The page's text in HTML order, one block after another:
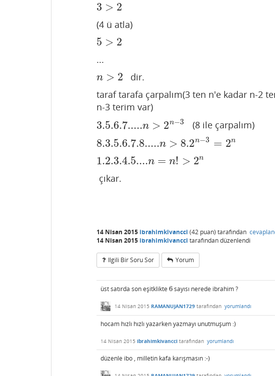
3 > 2
3>2
(4 ü atla)
5 > 2
5 >2
...
n > 2
n> 2
dir.
taraf tarafa çarpalım(3 ten n'e kadar n-2
n-3 terim var)
3.5.6.7.....n > 2n−3
3.5.6.7.....n>2 n− 3 (8 ile çarpalım)
8.3.5.6.7.8.....n > 8.2n−3 = 2n
8.3.5.6.7.8.....n>8.2n −3=2n
1.2.3.4.5....n = n! > 2n
1.2.3.4.5....n=n !>2n
çıkar.
14 Nisan 2015 ibrahimkivancci (42 puan) tarafından
14 Nisan 2015 ibrahimkivancci tarafındandüzenlendi
Ilgili Bir Soru Sor Yorum
üst satırda son eşitklikte 6
6sayısı nerede ibrahim ?
14 Nisan 2015 RAMANUJAN1729 tarafından yorumlandı
hocam hızlı hızlı yazarken yazmayı unutmuşum :)
14 Nisan 2015 ibrahimkivancci tarafından yorumlandı
düzenle ibo , milletin kafa karışmasın :-)